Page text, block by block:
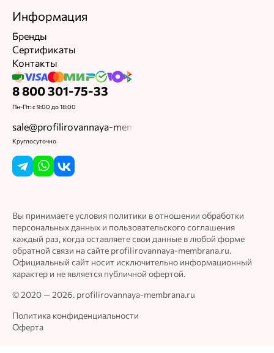
Информация
Бренды
Сертификаты
Контакты
8 800 301-75-33
Пн-Пт: с 9:00 до 18:00
sale@profilirovannaya-membrana.ru
Круглосуточно
Вы принимаете условия политики в отношении обработки
персональных данных и пользовательского соглашения
каждый раз, когда оставляете свои данные в любой форме
обратной связи на сайте profilirovannaya-membrana.ru.
Официальный сайт носит исключительно информационный
характер и не является публичной офертой.
© 2020 — 2026. profilirovannaya-membrana.ru
Политика конфиденциальности
Оферта